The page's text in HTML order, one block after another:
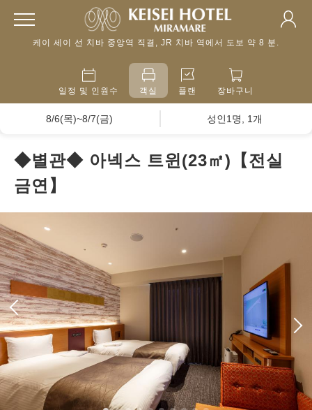
케이 세이 선 치바 중앙역 직결, JR 치바 역에서 도보 약 8 분.
일정 및 인원수 객실 플랜 장바구니
8/6(목)~8/7(금) 성인1명, 1개
◆별관◆ 아넥스 트윈(23㎡)【전실
금연】